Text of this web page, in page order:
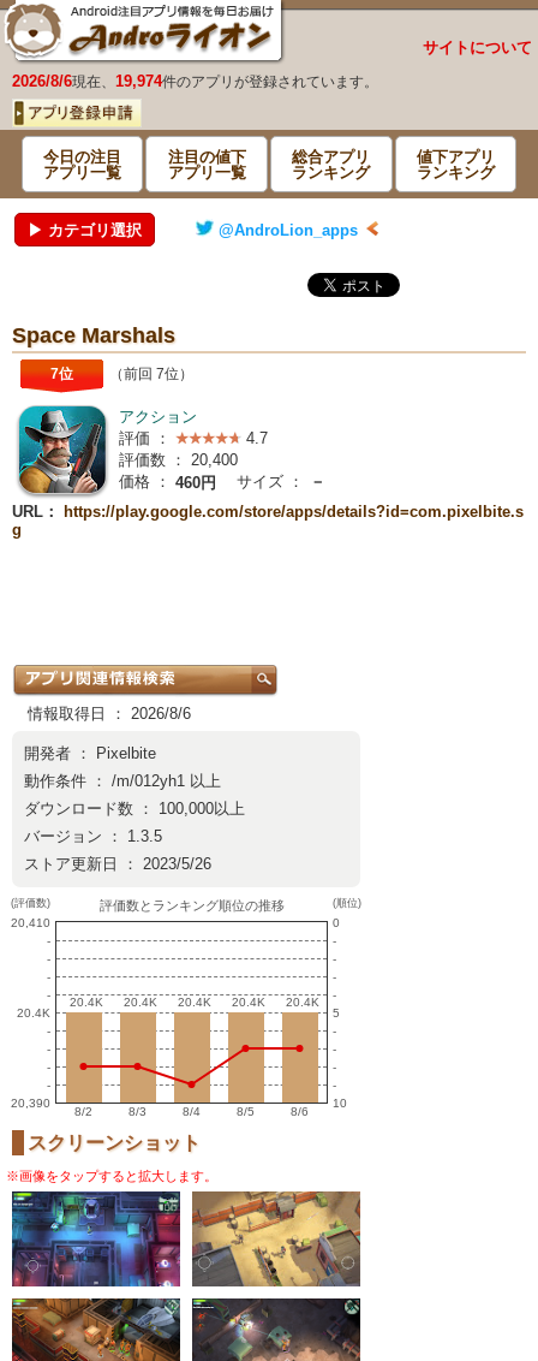
サイトについて
2026/8/6現在、 19,974件のアプリが登録されています。
今日の注目
アプリ一覧
注目の値下
アプリ一覧
総合アプリ
ランキング
値下アプリ
ランキング
▶ カテゴリ選択 @AndroLion_apps
Space Marshals
7位 （前回 7位）
アクション
評価 ：
4.7
評価数 ： 20,400
価格 ： 460円 サイズ ：
－
URL：
https://play.google.com/store/apps/details?id=com.pixelbite.s
g
情報取得日 ： 2026/8/6
開発者 ：
Pixelbite
動作条件 ： /m/012yh1 以上
ダウンロード数 ： 100,000以上
バージョン ： 1.3.5
ストア更新日 ： 2023/5/26
(評価数)
20,410
-
-
-
-
20.4K
-
-
-
-
20,390
評価数とランキング順位の推移
20.4K
20.4K 20.4K
20.4K 20.4K
20.4K 20.4K
20.4K 20.4K
20.4K
8/2 8/3 8/4 8/5 8/6
(順位)
0
-
-
-
-
5
-
-
-
-
10
スクリーンショット
※画像をタップすると拡大します。